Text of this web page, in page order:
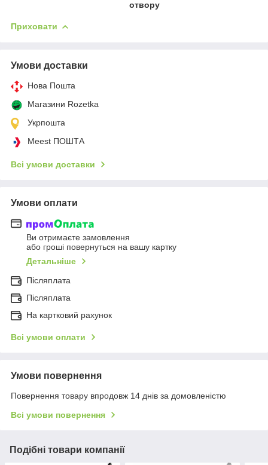
отвору
Приховати
Умови доставки
Нова Пошта
Магазини Rozetka
Укрпошта
Meest ПОШТА
Всі умови доставки
Умови оплати
Ви отримаєте замовлення
або гроші повернуться на вашу картку
Детальніше
Післяплата
Післяплата
На картковий рахунок
Всі умови оплати
Умови повернення
Повернення товару впродовж 14 днів за домовленістю
Всі умови повернення
Подібні товари компанії